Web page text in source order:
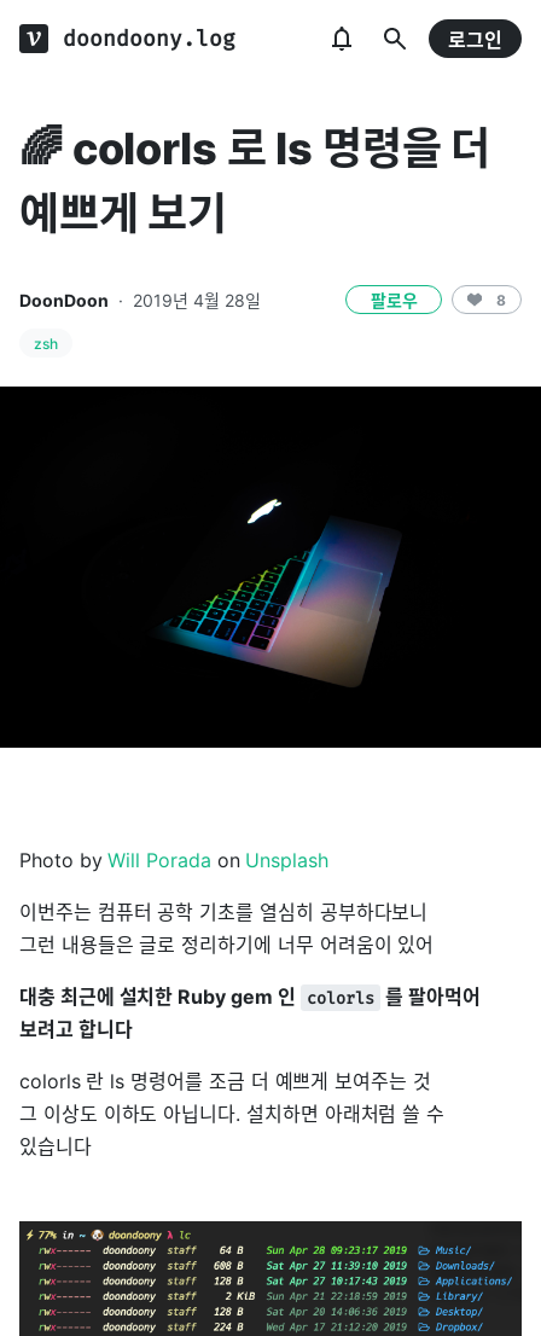
doondoony.log 로그인
🌈 colorls 로 ls 명령을 더
예쁘게 보기
DoonDoon · 2019년 4월 28일 팔로우 8
zsh
Photo byWill Porada on Unsplash
이번주는 컴퓨터 공학 기초를 열심히 공부하다보니
그런 내용들은 글로 정리하기에 너무 어려움이 있어
대충 최근에 설치한 Ruby gem 인 colorls 를 팔아먹어
보려고 합니다
colorls 란 ls 명령어를 조금 더 예쁘게 보여주는 것
그 이상도 이하도 아닙니다. 설치하면 아래처럼 쓸 수
있습니다